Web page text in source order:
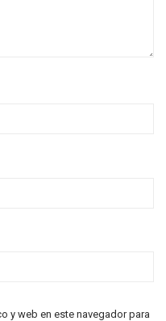
y web en este navegador para